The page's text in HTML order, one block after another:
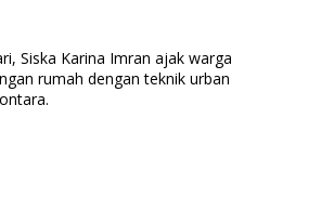
Siska Karina Imran ajak warga
rumah dengan teknik urban